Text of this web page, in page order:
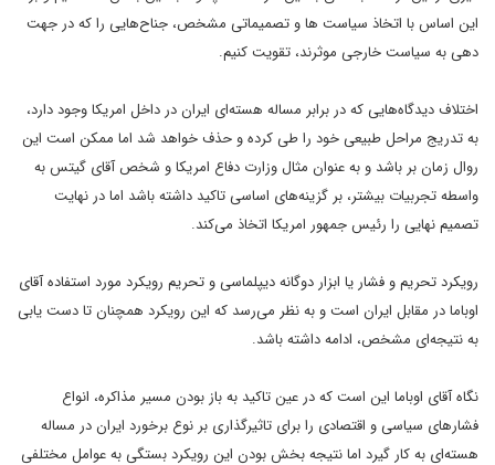
این اساس با اتخاذ سیاست ها و تصمیماتی مشخص، جناح‌هایی را که در جهت
دهی به سیاست خارجی موثرند، تقویت کنیم.
اختلاف دیدگاه‌هایی که در برابر مساله هسته‌ای ایران در داخل امریکا وجود دارد،
به تدریج مراحل طبیعی خود را طی کرده و حذف خواهد شد اما ممکن است این
روال زمان بر باشد و به عنوان مثال وزارت دفاع امریکا و شخص آقای گیتس به
واسطه تجربیات بیشتر، بر گزینه‌های اساسی تاکید داشته باشد اما در نهایت
تصمیم نهایی را رئیس جمهور امریکا اتخاذ می‌کند.
رویکرد تحریم و فشار یا ابزار دوگانه دیپلماسی و تحریم رویکرد مورد استفاده آقای
اوباما در مقابل ایران است و به نظر می‌رسد که این رویکرد همچنان تا دست یابی
به نتیجه‌ای مشخص، ادامه داشته باشد.
نگاه آقای اوباما این است که در عین تاکید به باز بودن مسیر مذاکره، انواع
فشارهای سیاسی و اقتصادی را برای تاثیرگذاری بر نوع برخورد ایران در مساله
هسته‌ای به کار گیرد اما نتیجه بخش بودن این رویکرد بستگی به عوامل مختلفی